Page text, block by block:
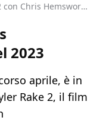
Tyler Rake 2 con Chris Hemsworth uscirà nel 2023
2023
aprile, è in
Rake 2, il film